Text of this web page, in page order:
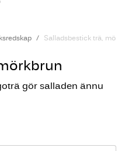
Salladsbestick trä,
gör salladen ännu